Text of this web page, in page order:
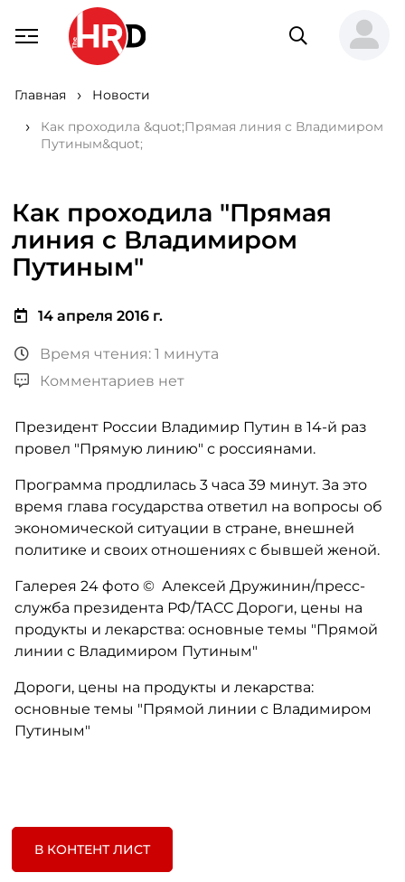
Главная
Новости
Как проходила &quot;Прямая линия с Владимиром
Путиным&quot;
Как проходила "Прямая
линия с Владимиром
Путиным"
14 апреля 2016 г.
Время чтения: 1 минута
Комментариев нет
Президент России Владимир Путин в 14-й раз
провел "Прямую линию" с россиянами.
Программа продлилась 3 часа 39 минут. За это
время глава государства ответил на вопросы об
экономической ситуации в стране, внешней
политике и своих отношениях с бывшей женой.
Галерея 24 фото © Алексей Дружинин/пресс-
служба президента РФ/ТАСС Дороги, цены на
продукты и лекарства: основные темы "Прямой
линии с Владимиром Путиным"
Дороги, цены на продукты и лекарства:
основные темы "Прямой линии с Владимиром
Путиным"
В КОНТЕНТ ЛИСТ